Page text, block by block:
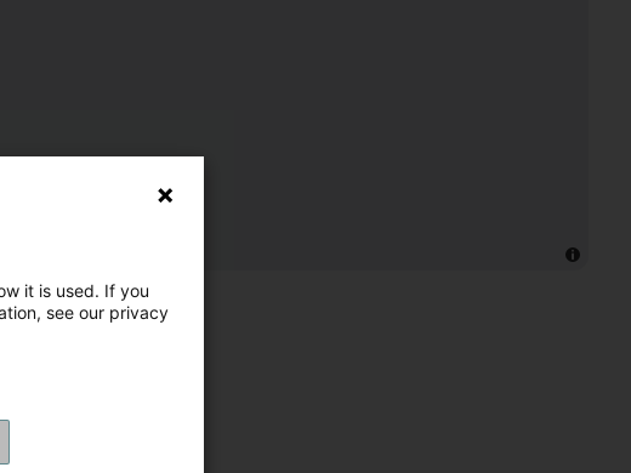
it is used. If you
see our privacy